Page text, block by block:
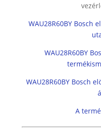
WAU28R60BY Bosch
WAU28R60BY
WAU28R60BY Bosch
A